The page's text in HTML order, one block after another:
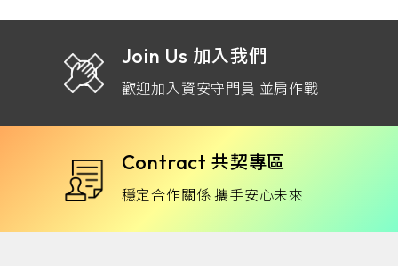
Join Us 加入我們
歡迎加入資安守門員 並肩作戰
Contract 共契專區
穩定合作關係 攜手安心未來